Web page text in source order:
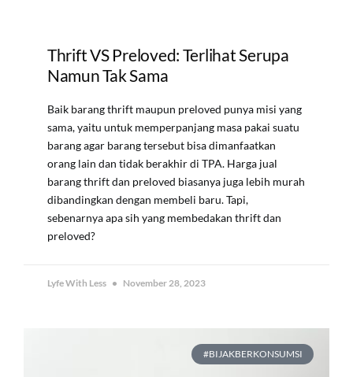
Thrift VS Preloved: Terlihat Serupa
Namun Tak Sama
Baik barang thrift maupun preloved punya misi yang
sama, yaitu untuk memperpanjang masa pakai suatu
barang agar barang tersebut bisa dimanfaatkan
orang lain dan tidak berakhir di TPA. Harga jual
barang thrift dan preloved biasanya juga lebih murah
dibandingkan dengan membeli baru. Tapi,
sebenarnya apa sih yang membedakan thrift dan
preloved?
Lyfe With Less November 28, 2023
#BIJAKBERKONSUMSI